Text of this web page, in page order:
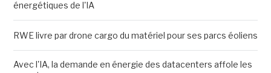
énergétiques de l'IA
RWE livre par drone cargo du matériel pour ses parcs éoliens
Avec l'IA, la demande en énergie des datacenters affole les